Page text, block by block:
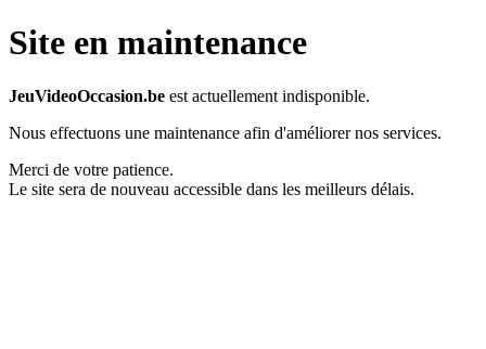
Site en maintenance
JeuVideoOccasion.be est actuellement indisponible.
Nous effectuons une maintenance afin d'améliorer nos services.
Merci de votre patience.
Le site sera de nouveau accessible dans les meilleurs délais.